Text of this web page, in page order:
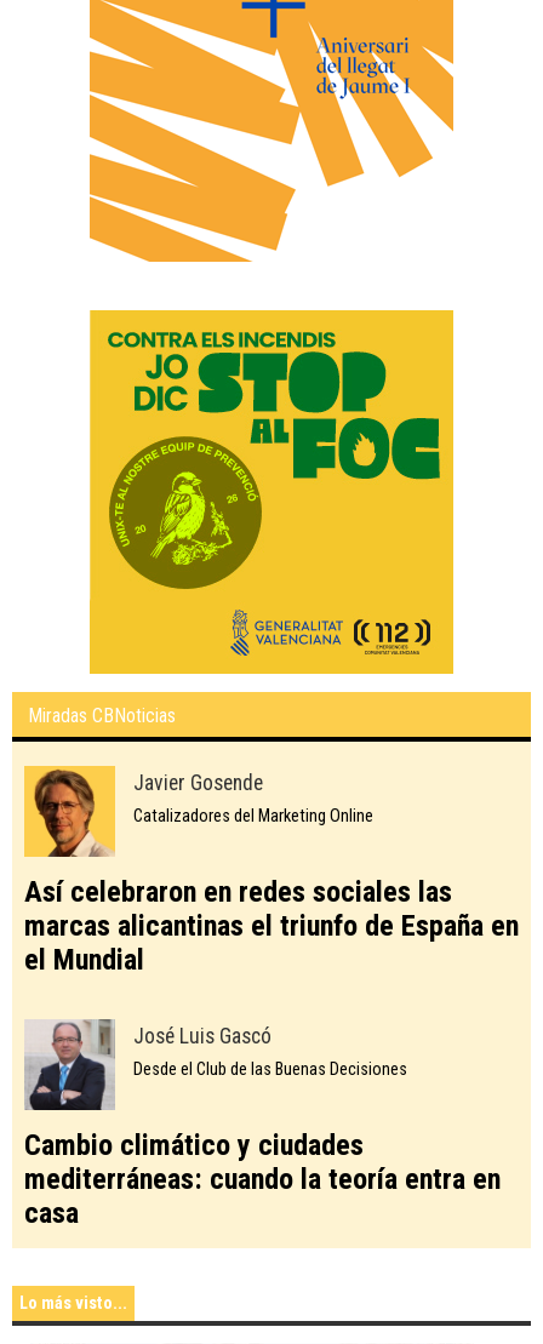
Miradas CBNoticias
Javier Gosende
Catalizadores del Marketing Online
Así celebraron en redes sociales las
marcas alicantinas el triunfo de España en
el Mundial
José Luis Gascó
Desde el Club de las Buenas Decisiones
Cambio climático y ciudades
mediterráneas: cuando la teoría entra en
casa
Lo más visto...